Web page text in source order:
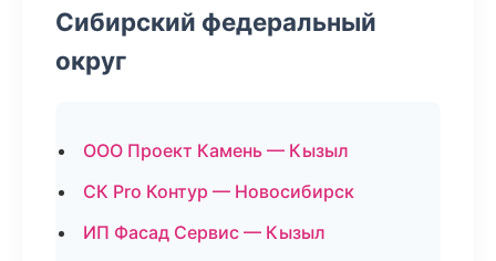
Сибирский федеральный
округ
ООО Проект Камень — Кызыл
СК Pro Контур — Новосибирск
ИП Фасад Сервис — Кызыл